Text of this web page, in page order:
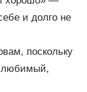
и долго не
поскольку
любимый,